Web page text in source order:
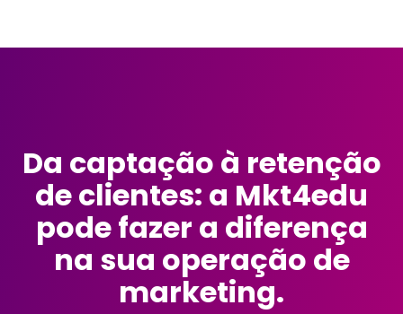
Da captação à retenção
de clientes: a Mkt4edu
pode fazer a diferença
na sua operação de
marketing.